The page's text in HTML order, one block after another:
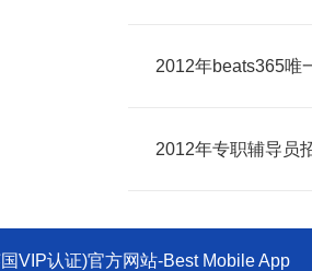
2012年beats365唯
2012年专职辅导员
国VIP认证)官方网站-Best Mobile